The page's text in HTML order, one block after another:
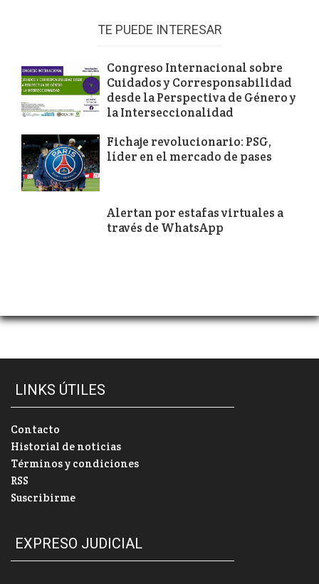
TE PUEDE INTERESAR
Congreso Internacional sobre
Cuidados y Corresponsabilidad
desde la Perspectiva de Género y
la Interseccionalidad
Fichaje revolucionario: PSG,
líder en el mercado de pases
Alertan por estafas virtuales a
través de WhatsApp
LINKS ÚTILES
Contacto
Historial de noticias
Términos y condiciones
RSS
Suscribirme
EXPRESO JUDICIAL